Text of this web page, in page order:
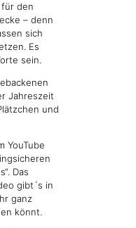
den
– denn
sich
Es
sein.
Jahreszeit
und
YouTube
Das
gibt´s in
ganz
könnt.